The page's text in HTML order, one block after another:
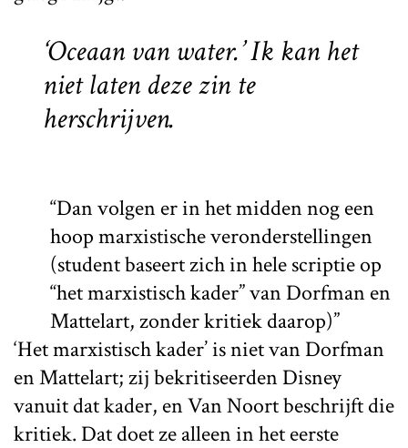
‘Oceaan van water.’ Ik kan het
niet laten deze zin te
herschrijven.
“Dan volgen er in het midden nog een
hoop marxistische veronderstellingen
(student baseert zich in hele scriptie op
“het marxistisch kader” van Dorfman en
Mattelart, zonder kritiek daarop)”
‘Het marxistisch kader’ is niet van Dorfman
en Mattelart; zij bekritiseerden Disney
vanuit dat kader, en Van Noort beschrijft die
kritiek. Dat doet ze alleen in het eerste